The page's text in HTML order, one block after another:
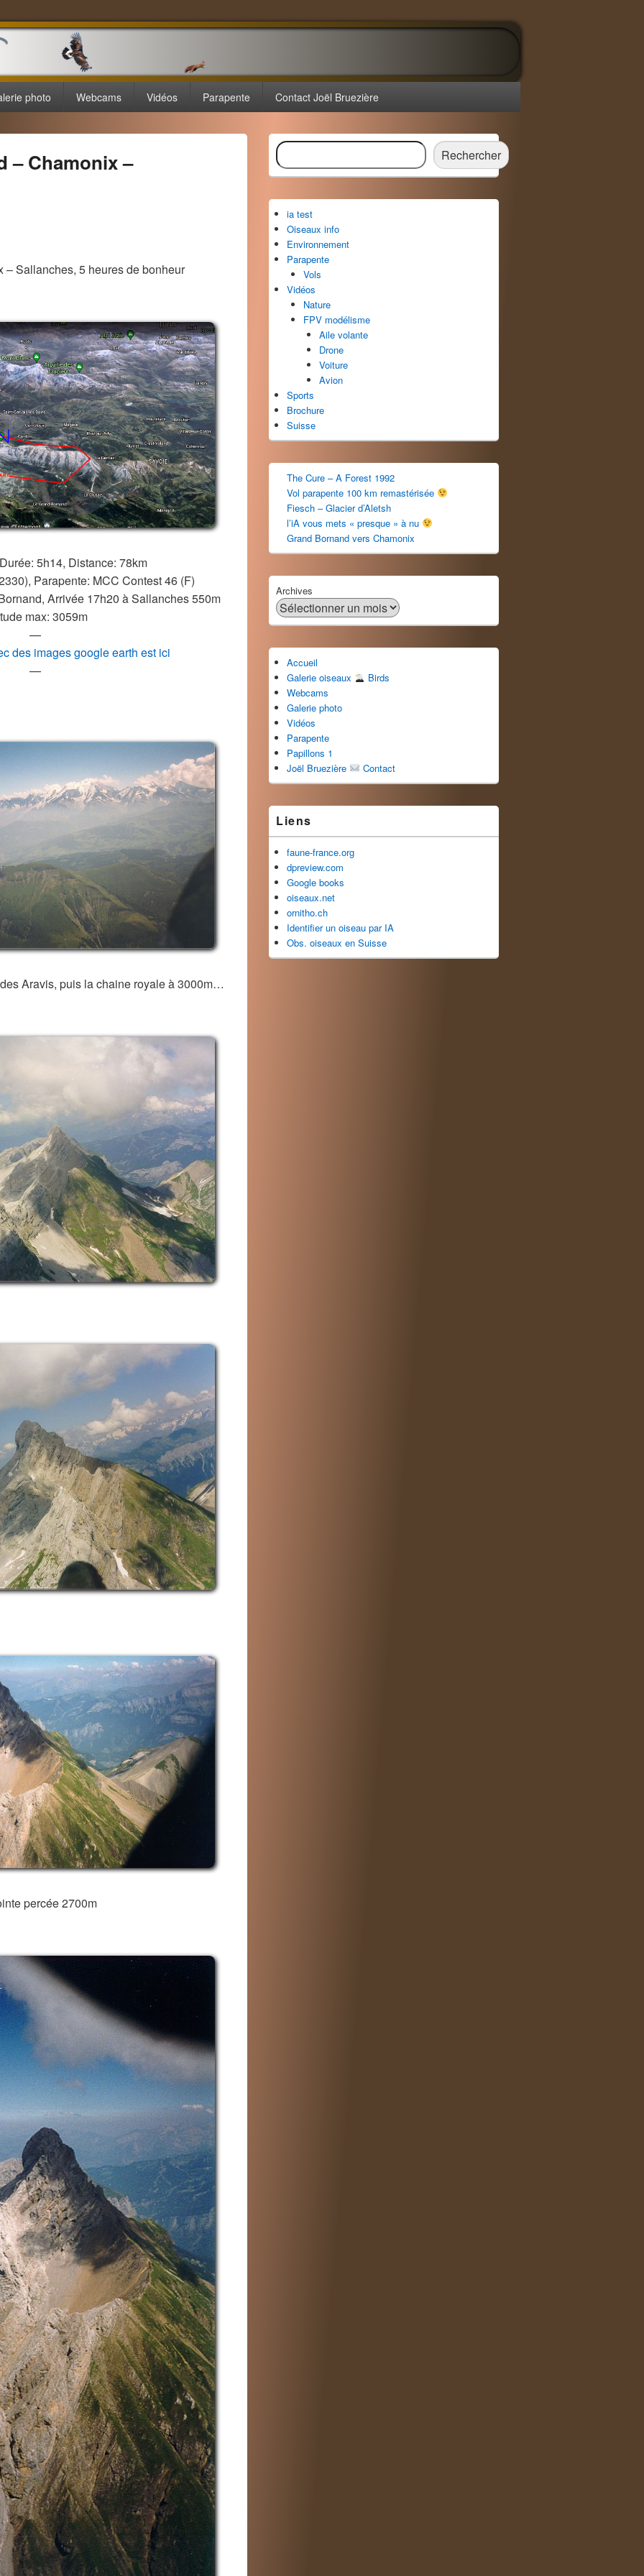
photo Webcams Vidéos Parapente Contact Joël Bruezière
– Chamonix –
– Sallanches, 5 heures de bonheur
5h14, Distance: 78km
Parapente: MCC Contest 46 (F)
Arrivée 17h20 à Sallanches 550m
max: 3059m
—
des images google earth est ici
—
Aravis, puis la chaine royale à 3000m…
percée 2700m
Zone
principale
de
widget
la
barre
latérale
Rechercher Rechercher
ia test
Oiseaux info
Environnement
Parapente
Vols
Vidéos
Nature
FPV modélisme
Aile volante
Drone
Voiture
Avion
Sports
Brochure
Suisse
The Cure – A Forest 1992
Vol parapente 100 km remastérisée
Fiesch – Glacier d’Aletsh
l’iA vous mets « presque » à nu
Grand Bornand vers Chamonix
Archives
Accueil
Galerie oiseaux
Birds
Webcams
Galerie photo
Vidéos
Parapente
Papillons 1
Joël Bruezière
Contact
Liens
faune-france.org
dpreview.com
Google books
oiseaux.net
ornitho.ch
Identifier un oiseau par IA
Obs. oiseaux en Suisse